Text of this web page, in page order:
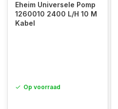
Eheim Universele Pomp
1260010 2400 L/H 10 M
Kabel
Op voorraad